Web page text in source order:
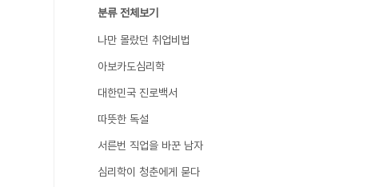
분류 전체보기
나만 몰랐던 취업비법
아보카도심리학
대한민국 진로백서
따뜻한 독설
서른번 직업을 바꾼 남자
심리학이 청춘에게 묻다